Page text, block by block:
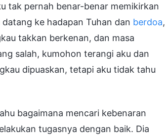
tak pernah benar-benar memikirkan
ke hadapan Tuhan dan berdoa,
takkan berkenan, dan masa
salah, kumohon terangi aku dan
dipuaskan, tetapi aku tidak tahu
bagaimana mencari kebenaran
tugasnya dengan baik. Dia